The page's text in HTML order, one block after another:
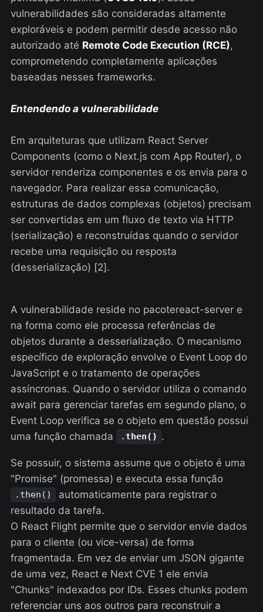
vulnerabilidades são consideradas altamente
exploráveis e podem permitir desde acesso não
autorizado até Remote Code Execution (RCE),
comprometendo completamente aplicações
baseadas nesses frameworks.
Entendendo a vulnerabilidade
Em arquiteturas que utilizam React Server
Components (como o Next.js com App Router), o
servidor renderiza componentes e os envia para o
navegador. Para realizar essa comunicação,
estruturas de dados complexas (objetos) precisam
ser convertidas em um fluxo de texto via HTTP
(serialização) e reconstruídas quando o servidor
recebe uma requisição ou resposta
(desserialização) [2].
A vulnerabilidade reside no pacotereact-server e
na forma como ele processa referências de
objetos durante a desserialização. O mecanismo
específico de exploração envolve o Event Loop do
JavaScript e o tratamento de operações
assíncronas. Quando o servidor utiliza o comando
await para gerenciar tarefas em segundo plano, o
Event Loop verifica se o objeto em questão possui
uma função chamada
.then() .
Se possuir, o sistema assume que o objeto é uma
"Promise" (promessa) e executa essa função
.then()
automaticamente para registrar o
resultado da tarefa.
O React Flight permite que o servidor envie dados
para o cliente (ou vice-versa) de forma
fragmentada. Em vez de enviar um JSON gigante
de uma vez, React e Next CVE 1 ele envia
"Chunks" indexados por IDs. Esses chunks podem
referenciar uns aos outros para reconstruir a